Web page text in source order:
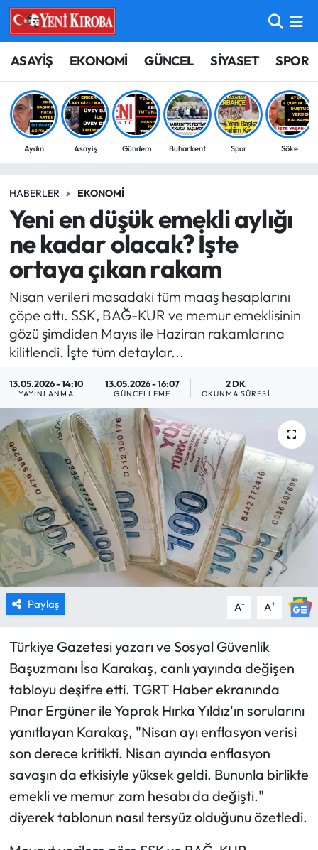
ASAYİŞ EKONOMİ GÜNCEL SİYASET SPOR
Aydın Asayiş Gündem Buharkent Spor Söke
HABERLER EKONOMI
Yeni en düşük emekli aylığı
ne kadar olacak? İşte
ortaya çıkan rakam
Nisan verileri masadaki tüm maaş hesaplarını
çöpe attı. SSK, BAĞ-KUR ve memur emeklisinin
gözü şimdiden Mayıs ile Haziran rakamlarına
kilitlendi. İşte tüm detaylar...
13.05.2026 - 14:10
YAYINLANMA
13.05.2026 - 16:07
GÜNCELLEME
2 DK
OKUNMA SÜRESI
Paylaş A- A+
Türkiye Gazetesi yazarı ve Sosyal Güvenlik
Başuzmanı İsa Karakaş, canlı yayında değişen
tabloyu deşifre etti. TGRT Haber ekranında
Pınar Ergüner ile Yaprak Hırka Yıldız'ın sorularını
yanıtlayan Karakaş, "Nisan ayı enflasyon verisi
son derece kritikti. Nisan ayında enflasyon
savaşın da etkisiyle yüksek geldi. Bununla birlikte
emekli ve memur zam hesabı da değişti."
diyerek tablonun nasıl tersyüz olduğunu özetledi.
ASAYİŞ
BİLİM-TEKNOLOJİ
ÇEVRE
EĞİTİM
EKONOMİ
GÜNCEL
GÜNDEM
MAGAZİN
SAĞLIK
SİYASET
SPOR
TARIM
TURİZM
YAŞAM
RESMİ İLANLAR
Aydın Nöbetçi Eczaneler
Aydın Hava Durumu
Aydin Namaz Vakitleri
Süper Lig Puan Durumu ve Fikstür
Tüm Manşetler
Son Dakika Haberleri
Haber Arşivi